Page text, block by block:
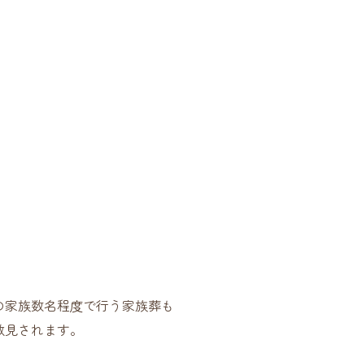
族数名程度で行う家族葬も
されます。